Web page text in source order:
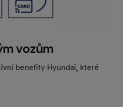
vozům
benefity Hyundai, které